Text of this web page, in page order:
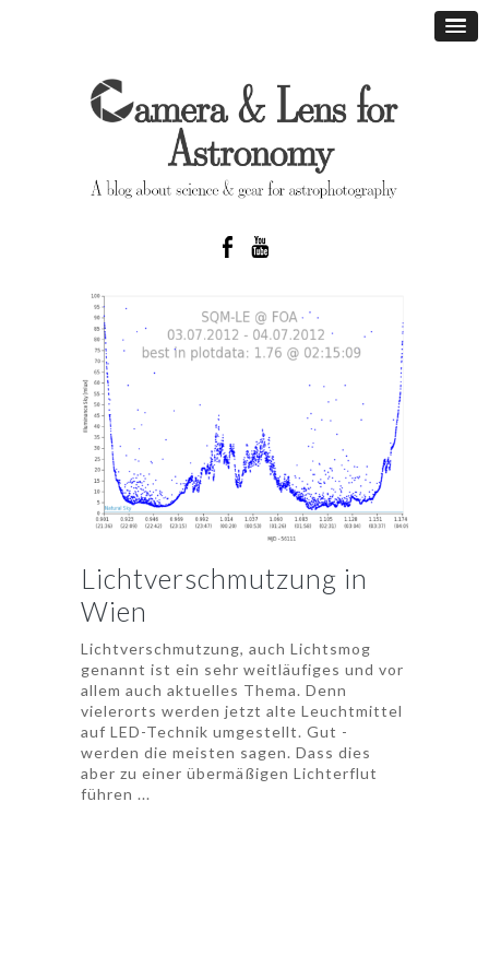
Lichtverschmutzung in
Wien
Lichtverschmutzung, auch Lichtsmog
genannt ist ein sehr weitläufiges und vor
allem auch aktuelles Thema. Denn
vielerorts werden jetzt alte Leuchtmittel
auf LED-Technik umgestellt. Gut -
werden die meisten sagen. Dass dies
aber zu einer übermäßigen Lichterflut
führen ...